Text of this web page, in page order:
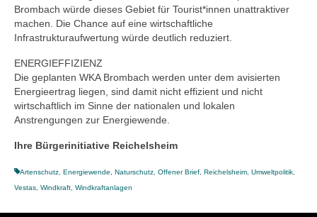
Brombach würde dieses Gebiet für Tourist*innen unattraktiver
machen. Die Chance auf eine wirtschaftliche
Infrastrukturaufwertung würde deutlich reduziert.
ENERGIEFFIZIENZ
Die geplanten WKA Brombach werden unter dem avisierten
Energieertrag liegen, sind damit nicht effizient und nicht
wirtschaftlich im Sinne der nationalen und lokalen
Anstrengungen zur Energiewende.
Ihre Bürgerinitiative Reichelsheim
Artenschutz Energiewende Naturschutz Offener Brief Reichelsheim Umweltpolitik
Vestas Windkraft Windkraftanlagen